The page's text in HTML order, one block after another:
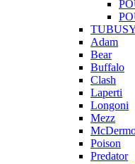
Adam
Bear
Buffalo
Clash
Laperti
Longoni
Mezz
Poison
Predator